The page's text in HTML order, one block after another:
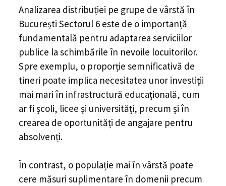
Analizarea distribuției pe grupe de vârstă în
București Sectorul 6 este de o importanță
fundamentală pentru adaptarea serviciilor
publice la schimbările în nevoile locuitorilor.
Spre exemplu, o proporție semnificativă de
tineri poate implica necesitatea unor investiții
mai mari în infrastructură educațională, cum
ar fi școli, licee și universități, precum și în
crearea de oportunități de angajare pentru
absolvenți.
În contrast, o populație mai în vârstă poate
cere măsuri suplimentare în domenii precum